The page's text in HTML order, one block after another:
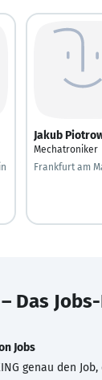
Jakub
Mechatroniker
Frankfurt am
– Das
Jobs
genau den